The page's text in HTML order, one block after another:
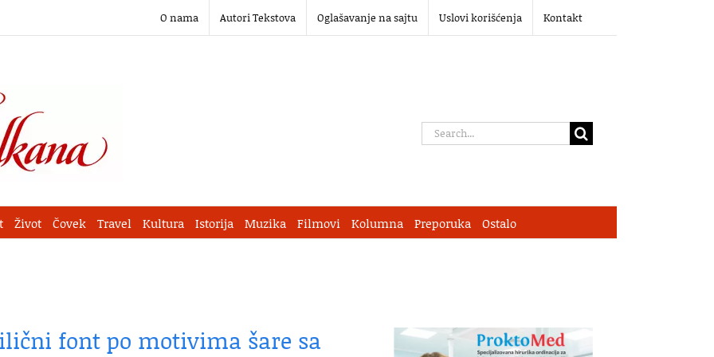
O nama Autori Tekstova Oglašavanje na sajtu Uslovi korišćenja Kontakt
Search
Život Čovek Travel Kultura Istorija Muzika Filmovi Kolumna Preporuka Ostalo
font po motivima šare sa